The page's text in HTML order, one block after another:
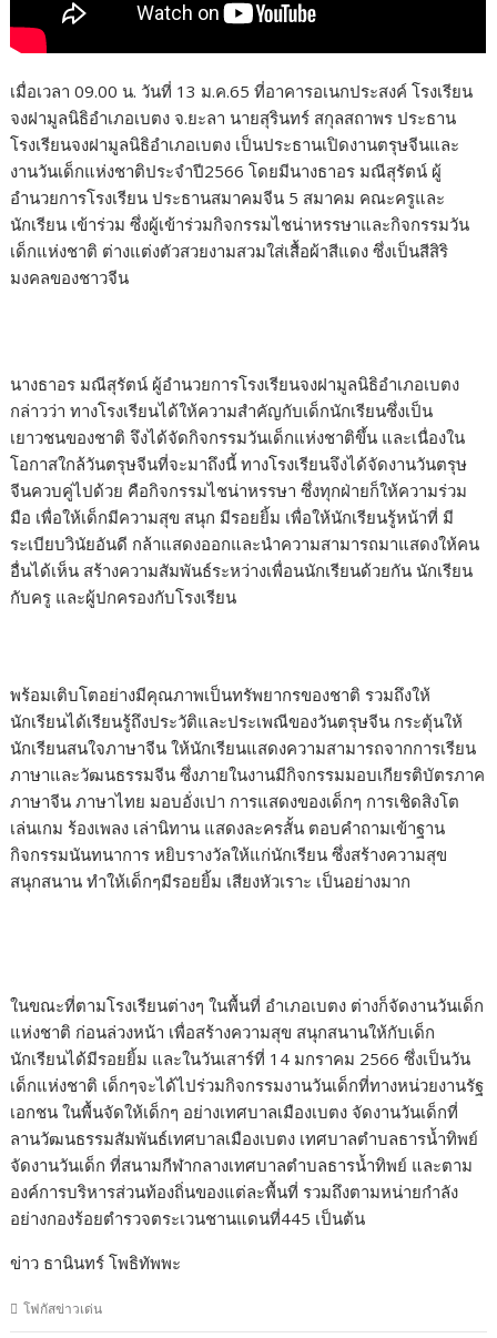
เมื่อเวลา 09.00 น. วันที่ 13 ม.ค.65 ที่อาคารอเนกประสงค์ โรงเรียน
จงฝามูลนิธิอำเภอเบตง จ.ยะลา นายสุรินทร์ สกุลสถาพร ประธาน
โรงเรียนจงฝามูลนิธิอำเภอเบตง เป็นประธานเปิดงานตรุษจีนและ
งานวันเด็กแห่งชาติประจำปี2566 โดยมีนางธาอร มณีสุรัตน์ ผู้
อำนวยการโรงเรียน ประธานสมาคมจีน 5 สมาคม คณะครูและ
นักเรียน เข้าร่วม ซึ่งผู้เข้าร่วมกิจกรรมไชน่าหรรษาและกิจกรรมวัน
เด็กแห่งชาติ ต่างแต่งตัวสวยงามสวมใส่เสื้อผ้าสีแดง ซึ่งเป็นสีสิริ
มงคลของชาวจีน
นางธาอร มณีสุรัตน์ ผู้อำนวยการโรงเรียนจงฝามูลนิธิอำเภอเบตง
กล่าวว่า ทางโรงเรียนได้ให้ความสำคัญกับเด็กนักเรียนซึ่งเป็น
เยาวชนของชาติ จึงได้จัดกิจกรรมวันเด็กแห่งชาติขึ้น และเนื่องใน
โอกาสใกล้วันตรุษจีนที่จะมาถึงนี้ ทางโรงเรียนจึงได้จัดงานวันตรุษ
จีนควบคู่ไปด้วย คือกิจกรรมไชน่าหรรษา ซึ่งทุกฝ่ายก็ให้ความร่วม
มือ เพื่อให้เด็กมีความสุข สนุก มีรอยยิ้ม เพื่อให้นักเรียนรู้หน้าที่ มี
ระเบียบวินัยอันดี กล้าแสดงออกและนำความสามารถมาแสดงให้คน
อื่นได้เห็น สร้างความสัมพันธ์ระหว่างเพื่อนนักเรียนด้วยกัน นักเรียน
กับครู และผู้ปกครองกับโรงเรียน
พร้อมเติบโตอย่างมีคุณภาพเป็นทรัพยากรของชาติ รวมถึงให้
นักเรียนได้เรียนรู้ถึงประวัติและประเพณีของวันตรุษจีน กระตุ้นให้
นักเรียนสนใจภาษาจีน ให้นักเรียนแสดงความสามารถจากการเรียน
ภาษาและวัฒนธรรมจีน ซึ่งภายในงานมีกิจกรรมมอบเกียรติบัตรภาค
ภาษาจีน ภาษาไทย มอบอั่งเปา การแสดงของเด็กๆ การเชิดสิงโต
เล่นเกม ร้องเพลง เล่านิทาน แสดงละครสั้น ตอบคำถามเข้าฐาน
กิจกรรมนันทนาการ หยิบรางวัลให้แก่นักเรียน ซึ่งสร้างความสุข
สนุกสนาน ทำให้เด็กๆมีรอยยิ้ม เสียงหัวเราะ เป็นอย่างมาก
ในขณะที่ตามโรงเรียนต่างๆ ในพื้นที่ อำเภอเบตง ต่างก็จัดงานวันเด็ก
แห่งชาติ ก่อนล่วงหน้า เพื่อสร้างความสุข สนุกสนานให้กับเด็ก
นักเรียนได้มีรอยยิ้ม และในวันเสาร์ที่ 14 มกราคม 2566 ซึ่งเป็นวัน
เด็กแห่งชาติ เด็กๆจะได้ไปร่วมกิจกรรมงานวันเด็กที่ทางหน่วยงานรัฐ
เอกชน ในพื้นจัดให้เด็กๆ อย่างเทศบาลเมืองเบตง จัดงานวันเด็กที่
ลานวัฒนธรรมสัมพันธ์เทศบาลเมืองเบตง เทศบาลตำบลธารน้ำทิพย์
จัดงานวันเด็ก ที่สนามกีฬากลางเทศบาลตำบลธารน้ำทิพย์ และตาม
องค์การบริหารส่วนท้องถิ่นของแต่ละพื้นที่ รวมถึงตามหน่ายกำลัง
อย่างกองร้อยตำรวจตระเวนชานแดนที่445 เป็นต้น
ข่าว ธานินทร์ โพธิทัพพะ
โฟกัสข่าวเด่น